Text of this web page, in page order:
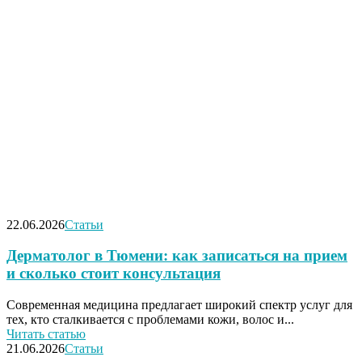
22.06.2026Статьи
Дерматолог в Тюмени: как записаться на прием
и сколько стоит консультация
Современная медицина предлагает широкий спектр услуг для
тех, кто сталкивается с проблемами кожи, волос и...
Читать статью
21.06.2026Статьи